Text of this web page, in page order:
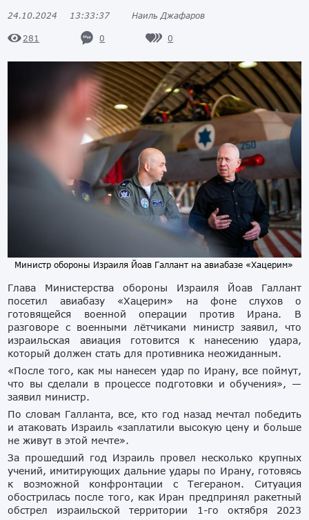
24.10.2024 13:33:37 Наиль Джафаров
281 0 0
Министр обороны Израиля Йоав Галлант на авиабазе «Хацерим»
Глава Министерства обороны Израиля Йоав Галлант
посетил авиабазу «Хацерим» на фоне слухов о
готовящейся военной операции против Ирана. В
разговоре с военными лётчиками министр заявил, что
израильская авиация готовится к нанесению удара,
который должен стать для противника неожиданным.
«После того, как мы нанесем удар по Ирану, все поймут,
что вы сделали в процессе подготовки и обучения», —
заявил министр.
По словам Галланта, все, кто год назад мечтал победить
и атаковать Израиль «заплатили высокую цену и больше
не живут в этой мечте».
За прошедший год Израиль провел несколько крупных
учений, имитирующих дальние удары по Ирану, готовясь
к возможной конфронтации с Тегераном. Ситуация
обострилась после того, как Иран предпринял ракетный
обстрел израильской территории 1-го октября 2023